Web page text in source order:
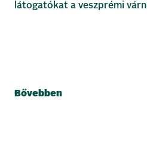
látogatókat a veszprémi
Bővebben